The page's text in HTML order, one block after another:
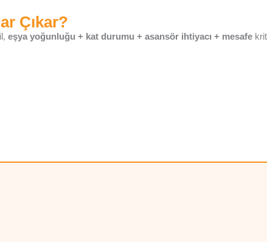
Çıkar?
eşya yoğunluğu + kat durumu + asansör ihtiyacı + mesafe